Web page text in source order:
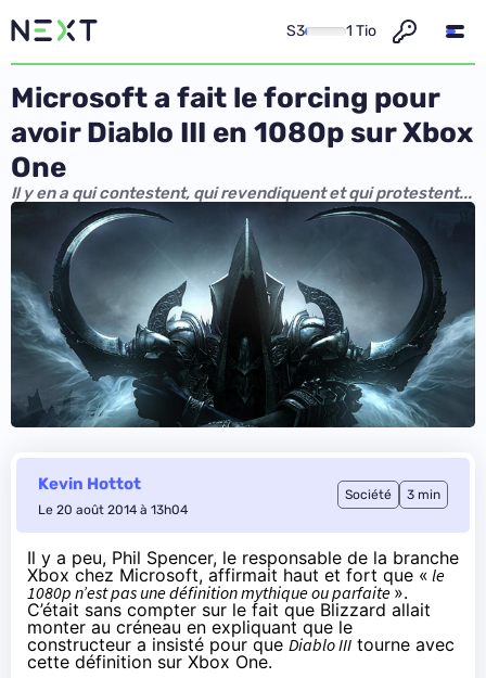
S3 1 Tio
Microsoft a fait le forcing pour
avoir Diablo III en 1080p sur Xbox
One
Il y en a qui contestent, qui revendiquent et qui protestent...
Kevin Hottot
Le 20 août 2014 à 13h04
Société 3 min
Il y a peu, Phil Spencer, le responsable de la branche
Xbox chez Microsoft, affirmait haut et fort que « le
1080p n’est pas une définition mythique ou parfaite ».
C’était sans compter sur le fait que Blizzard allait
monter au créneau en expliquant que le
constructeur a insisté pour que Diablo III tourne avec
cette définition sur Xbox One.